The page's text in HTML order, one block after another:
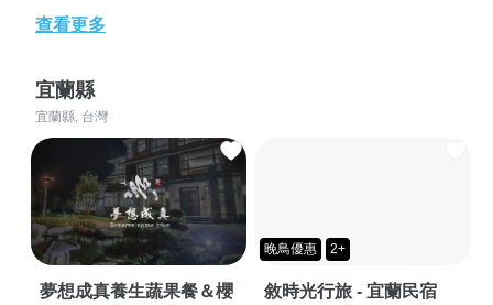
查看更多
宜蘭縣
宜蘭縣, 台灣
夢想成真養生蔬果餐＆櫻
晚鳥優惠 2+
敘時光行旅 - 宜蘭民宿